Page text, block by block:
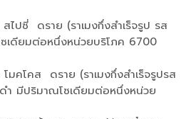
ไปซี่ ดราย (ราเมงกึ่งสำเร็จรูป รส
เดียมต่อหนึ่งหน่วยบริโภค 6700
มคโคส ดราย (ราเมงกึ่งสำเร็จรูปรส
ำ มีปริมาณโซเดียมต่อหนึ่งหน่วย